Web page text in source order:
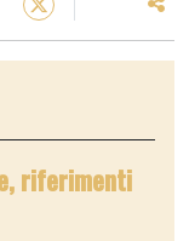
riferimenti